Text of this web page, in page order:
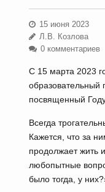
15 июня 2023
Л.В. Козлова
0 комментариев
C 15 марта 2023
образовательный
посвященный Году
Всегда
Кажется, что за
продолжает жить
любопытные
было тогда, у